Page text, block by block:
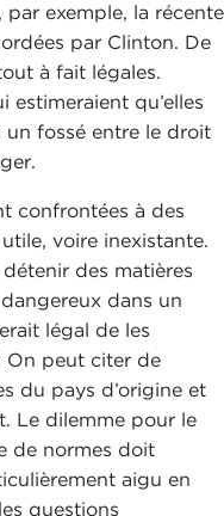
par exemple, la récente
par Clinton. De
à fait légales.
qu’elles
un fossé entre le droit
confrontées à des
voire inexistante.
des matières
dans un
légal de les
On peut citer de
du pays d’origine et
Le dilemme pour le
de normes doit
aigu en
questions